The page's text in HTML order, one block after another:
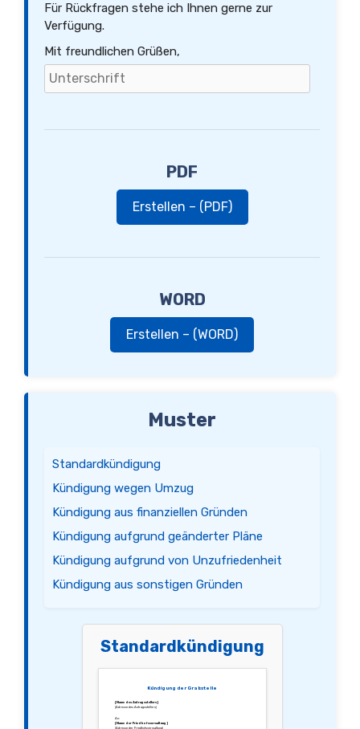
Für Rückfragen stehe ich Ihnen gerne zur
Verfügung.
Mit freundlichen Grüßen,
PDF
Erstellen – (PDF)
WORD
Erstellen – (WORD)
Muster
Standardkündigung
Kündigung wegen Umzug
Kündigung aus finanziellen Gründen
Kündigung aufgrund geänderter Pläne
Kündigung aufgrund von Unzufriedenheit
Kündigung aus sonstigen Gründen
Standardkündigung
Kündigung der Grabstelle
[Name des Antragsstellers]
[Adresse des Antragsstellers]
An:
[Name der Friedhofsverwaltung]
[Adresse der Friedhofsverwaltung]